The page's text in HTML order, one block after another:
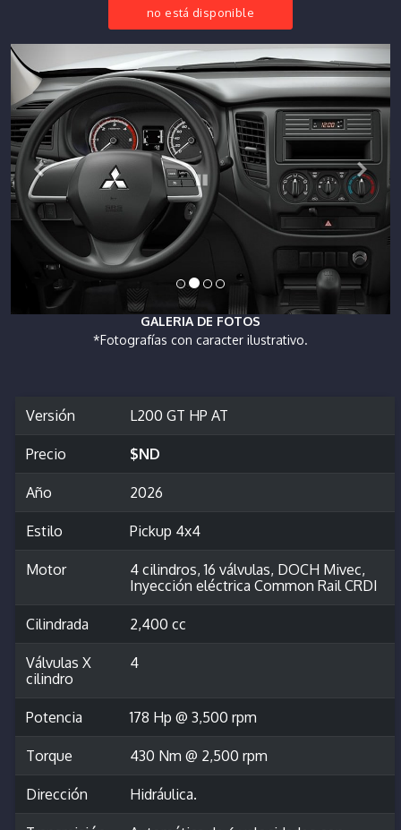
no está disponible
GALERIA DE FOTOS
*Fotografías con caracter ilustrativo.
Versión L200 GT HP AT
Precio $ND
Año 2026
Estilo Pickup 4x4
Motor
4 cilindros, 16 válvulas, DOCH Mivec,
Inyección eléctrica Common Rail CRDI
Cilindrada 2,400 cc
Válvulas X
cilindro
4
Potencia 178 Hp @ 3,500 rpm
Torque 430 Nm @ 2,500 rpm
Dirección Hidráulica.